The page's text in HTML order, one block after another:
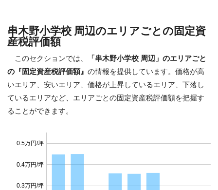
串木野小学校 周辺のエリアごとの固定資
産税評価額
このセクションでは、
「串木野小学校 周辺」のエリアごと
の『固定資産税評価額』 の情報を提供しています。価格が高
いエリア、安いエリア、価格が上昇しているエリア、下落し
ているエリアなど、エリアごとの固定資産税評価額を把握す
ることができます。
0.3万円/坪
0.4万円/坪
0.5万円/坪